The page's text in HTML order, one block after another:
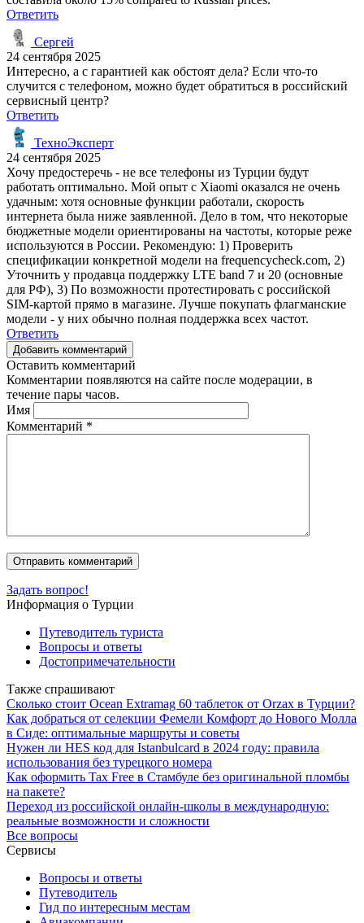
Ответить
Сергей
24 сентября 2025
Интересно, а с гарантией как обстоят дела? Если что-то
случится с телефоном, можно будет обратиться в российский
сервисный центр?
Ответить
ТехноЭксперт
24 сентября 2025
Хочу предостеречь - не все телефоны из Турции будут
работать оптимально. Мой опыт с Xiaomi оказался не очень
удачным: хотя основные функции работали, скорость
интернета была ниже заявленной. Дело в том, что некоторые
бюджетные модели ориентированы на частоты, которые реже
используются в России. Рекомендую: 1) Проверить
спецификации конкретной модели на frequencycheck.com, 2)
Уточнить у продавца поддержку LTE band 7 и 20 (основные
для РФ), 3) По возможности протестировать с российской
SIM-картой прямо в магазине. Лучше покупать флагманские
модели - у них обычно полная поддержка всех частот.
Ответить
Добавить комментарий
Оставить комментарий
Комментарии появляются на сайте после модерации, в
течение пары часов.
Имя
Комментарий *
Задать вопрос!
Информация о Турции
Путеводитель туриста
Вопросы и ответы
Достопримечательности
Также спрашивают
Сколько стоит Ocean Extramag 60 таблеток от Orzax в Турции?
Как добраться от селекции Фемели Комфорт до Нового Молла
в Сиде: оптимальные маршруты и советы
Нужен ли HES код для Istanbulcard в 2024 году: правила
использования без турецкого номера
Как оформить Tax Free в Стамбуле без оригинальной пломбы
на пакете?
Переход из российской онлайн-школы в международную:
реальные возможности и сложности
Все вопросы
Сервисы
Вопросы и ответы
Путеводитель
Гид по интересным местам